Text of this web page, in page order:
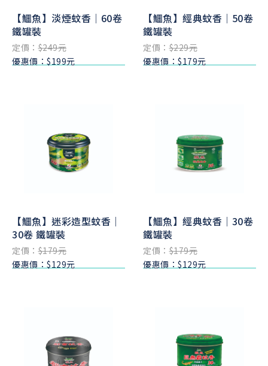
【鱷魚】淡煙蚊香｜60卷
鐵罐裝
定價：$249元
優惠價：$199元
【鱷魚】經典蚊香｜50卷
鐵罐裝
定價：$229元
優惠價：$179元
【鱷魚】迷彩造型蚊香｜
30卷 鐵罐裝
定價：$179元
優惠價：$129元
【鱷魚】經典蚊香｜30卷
鐵罐裝
定價：$179元
優惠價：$129元